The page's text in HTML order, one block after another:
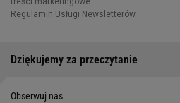
Dziękujemy za przeczytanie
Obserwuj nas